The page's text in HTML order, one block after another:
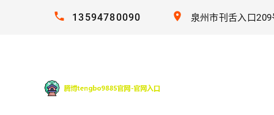
13594780090 泉州市刊舌入口209